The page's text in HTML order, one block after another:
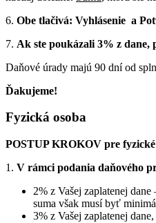
6. Obe tlačivá: Vyhlásenie a
7. Ak ste poukázali 3% z
Daňové úrady majú 90 dní od
Ďakujeme!
Fyzická osoba
POSTUP KROKOV pre fyzické
1. V rámci podania daňového
2% z Vašej zaplatenej
suma však musí byť
3% z Vašej zaplatenej